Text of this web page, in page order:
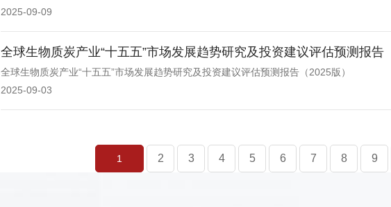
2025-09-09
全球生物质炭产业“十五五”市场发展趋势研究及投资建议评估预测报告
全球生物质炭产业“十五五”市场发展趋势研究及投资建议评估预测报告（2025版）
2025-09-03
1 2 3 4 5 6 7 8 9